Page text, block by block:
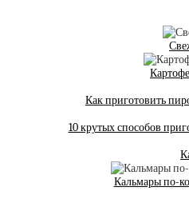
Как приготовить
10 крутых способов
Кальмары по-